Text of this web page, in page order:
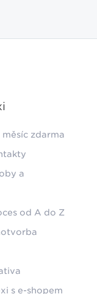
zdarma
a
od A do Z
s e-shopem